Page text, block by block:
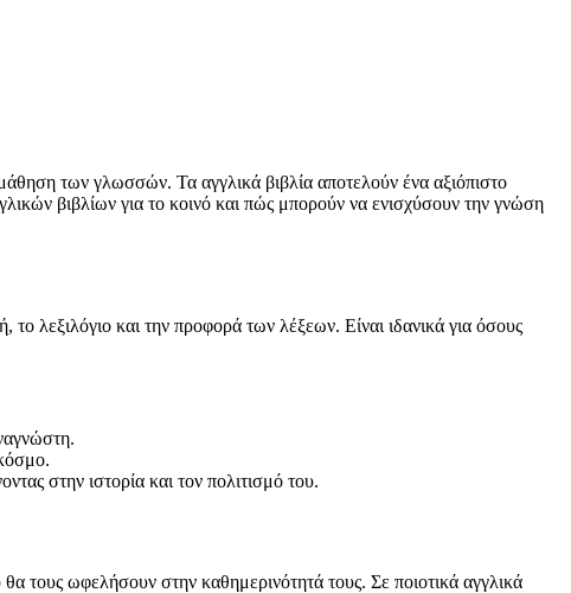
των γλωσσών. Τα αγγλικά βιβλία αποτελούν ένα αξιόπιστο
βιβλίων για το κοινό και πώς μπορούν να ενισχύσουν την γνώση
λεξιλόγιο και την προφορά των λέξεων. Είναι ιδανικά για όσους
στην ιστορία και τον πολιτισμό του.
τους ωφελήσουν στην καθημερινότητά τους. Σε ποιοτικά αγγλικά